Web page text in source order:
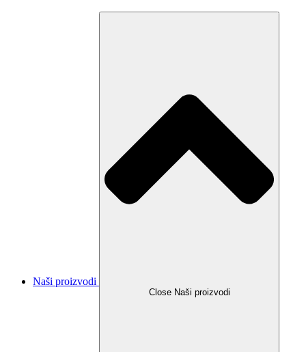
Naši proizvodi
Close Naši proizvodi